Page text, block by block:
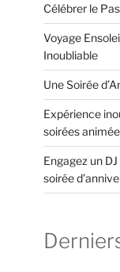
Célébrer le
Voyage
Inoubliable
Une Soirée
Expérience
soirées
Engagez un
soirée